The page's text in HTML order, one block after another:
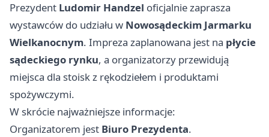
Prezydent Ludomir Handzel oficjalnie zaprasza
wystawców do udziału w Nowosądeckim Jarmarku
Wielkanocnym. Impreza zaplanowana jest na płycie
sądeckiego rynku, a organizatorzy przewidują
miejsca dla stoisk z rękodziełem i produktami
spożywczymi.
W skrócie najważniejsze informacje:
Organizatorem jest Biuro Prezydenta.